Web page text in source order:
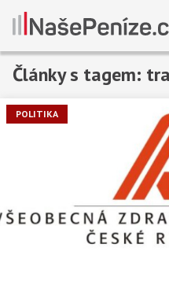
Články s tagem:
POLITIKA